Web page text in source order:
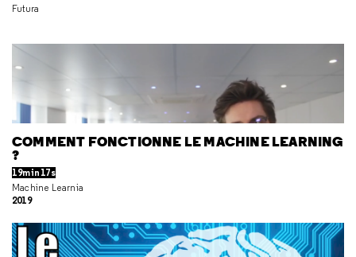
Futura
COMMENT FONCTIONNE LE MACHINE LEARNING
?
19min17s
Machine Learnia
2019